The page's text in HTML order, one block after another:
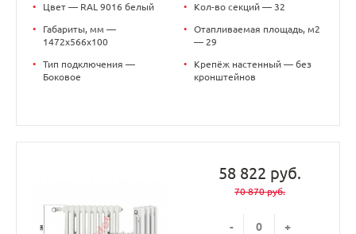
• Цвет — RAL 9016 белый
•
Габариты, мм —
1472x566x100
•
Тип подключения —
Боковое
• Кол-во секций — 32
•
Отапливаемая площадь, м2
— 29
•
Крепёж настенный — без
кронштейнов
58 822 руб.
70 870 руб.
- +